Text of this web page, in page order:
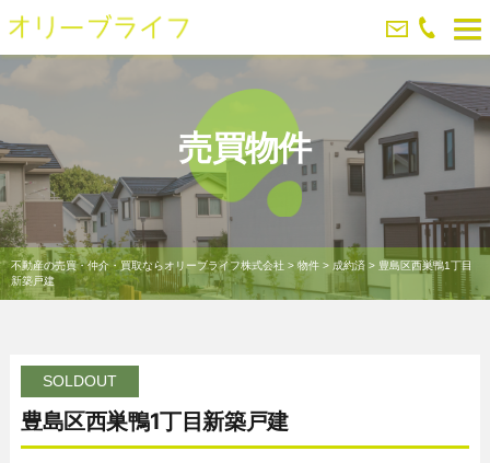
売買物件
不動産の売買・仲介・買取ならオリーブライフ株式会社 >物件 > 成約済 > 豊島区西巣鴨1丁目
新築戸建
SOLDOUT
豊島区西巣鴨1丁目新築戸建